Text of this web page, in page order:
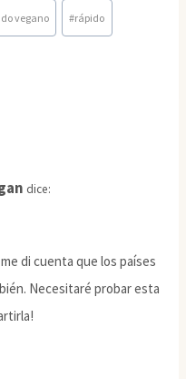
vegano #rápido
dice:
di cuenta que los países
Necesitaré probar esta